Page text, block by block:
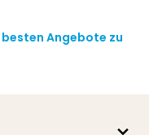
Angebote zu